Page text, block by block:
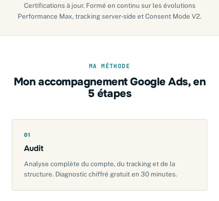
Certifications à jour. Formé en continu sur les évolutions
Performance Max, tracking server-side et Consent Mode V2.
MA MÉTHODE
Mon accompagnement Google Ads, en
5 étapes
01
Audit
Analyse complète du compte, du tracking et de la
structure. Diagnostic chiffré gratuit en 30 minutes.